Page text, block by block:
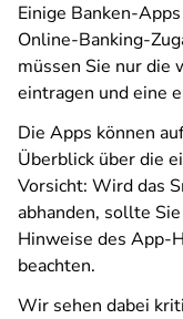
Einige Banken-
Online-Banking-
müssen Sie nur die
eintragen und eine
Die Apps können
Überblick über die
Vorsicht: Wird das
abhanden, sollte
Hinweise des App-
beachten.
Wir sehen dabei